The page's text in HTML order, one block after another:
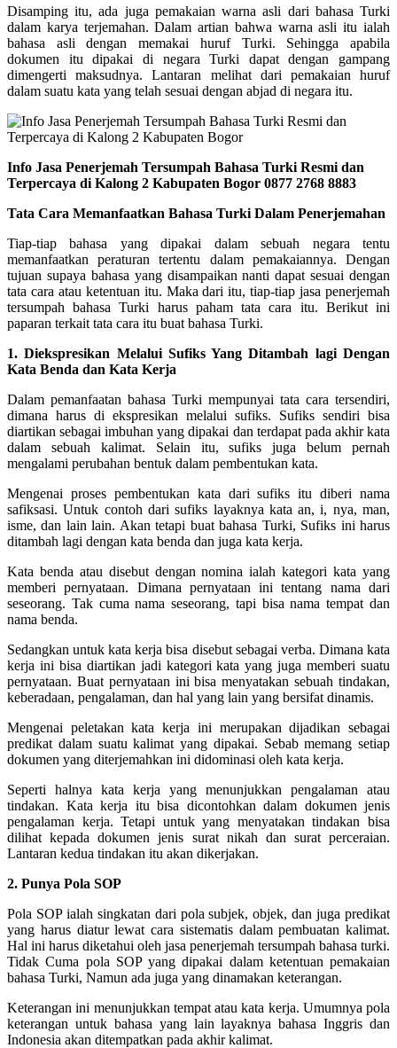
Disamping itu, ada juga pemakaian warna asli dari bahasa Turki
dalam karya terjemahan. Dalam artian bahwa warna asli itu ialah
bahasa asli dengan memakai huruf Turki. Sehingga apabila
dokumen itu dipakai di negara Turki dapat dengan gampang
dimengerti maksudnya. Lantaran melihat dari pemakaian huruf
dalam suatu kata yang telah sesuai dengan abjad di negara itu.
Info Jasa Penerjemah Tersumpah Bahasa Turki Resmi dan
Terpercaya di Kalong 2 Kabupaten Bogor 0877 2768 8883
Tata Cara Memanfaatkan Bahasa Turki Dalam Penerjemahan
Tiap-tiap bahasa yang dipakai dalam sebuah negara tentu
memanfaatkan peraturan tertentu dalam pemakaiannya. Dengan
tujuan supaya bahasa yang disampaikan nanti dapat sesuai dengan
tata cara atau ketentuan itu. Maka dari itu, tiap-tiap jasa penerjemah
tersumpah bahasa Turki harus paham tata cara itu. Berikut ini
paparan terkait tata cara itu buat bahasa Turki.
1. Diekspresikan Melalui Sufiks Yang Ditambah lagi Dengan
Kata Benda dan Kata Kerja
Dalam pemanfaatan bahasa Turki mempunyai tata cara tersendiri,
dimana harus di ekspresikan melalui sufiks. Sufiks sendiri bisa
diartikan sebagai imbuhan yang dipakai dan terdapat pada akhir kata
dalam sebuah kalimat. Selain itu, sufiks juga belum pernah
mengalami perubahan bentuk dalam pembentukan kata.
Mengenai proses pembentukan kata dari sufiks itu diberi nama
safiksasi. Untuk contoh dari sufiks layaknya kata an, i, nya, man,
isme, dan lain lain. Akan tetapi buat bahasa Turki, Sufiks ini harus
ditambah lagi dengan kata benda dan juga kata kerja.
Kata benda atau disebut dengan nomina ialah kategori kata yang
memberi pernyataan. Dimana pernyataan ini tentang nama dari
seseorang. Tak cuma nama seseorang, tapi bisa nama tempat dan
nama benda.
Sedangkan untuk kata kerja bisa disebut sebagai verba. Dimana kata
kerja ini bisa diartikan jadi kategori kata yang juga memberi suatu
pernyataan. Buat pernyataan ini bisa menyatakan sebuah tindakan,
keberadaan, pengalaman, dan hal yang lain yang bersifat dinamis.
Mengenai peletakan kata kerja ini merupakan dijadikan sebagai
predikat dalam suatu kalimat yang dipakai. Sebab memang setiap
dokumen yang diterjemahkan ini didominasi oleh kata kerja.
Seperti halnya kata kerja yang menunjukkan pengalaman atau
tindakan. Kata kerja itu bisa dicontohkan dalam dokumen jenis
pengalaman kerja. Tetapi untuk yang menyatakan tindakan bisa
dilihat kepada dokumen jenis surat nikah dan surat perceraian.
Lantaran kedua tindakan itu akan dikerjakan.
2. Punya Pola SOP
Pola SOP ialah singkatan dari pola subjek, objek, dan juga predikat
yang harus diatur lewat cara sistematis dalam pembuatan kalimat.
Hal ini harus diketahui oleh jasa penerjemah tersumpah bahasa turki.
Tidak Cuma pola SOP yang dipakai dalam ketentuan pemakaian
bahasa Turki, Namun ada juga yang dinamakan keterangan.
Keterangan ini menunjukkan tempat atau kata kerja. Umumnya pola
keterangan untuk bahasa yang lain layaknya bahasa Inggris dan
Indonesia akan ditempatkan pada akhir kalimat.